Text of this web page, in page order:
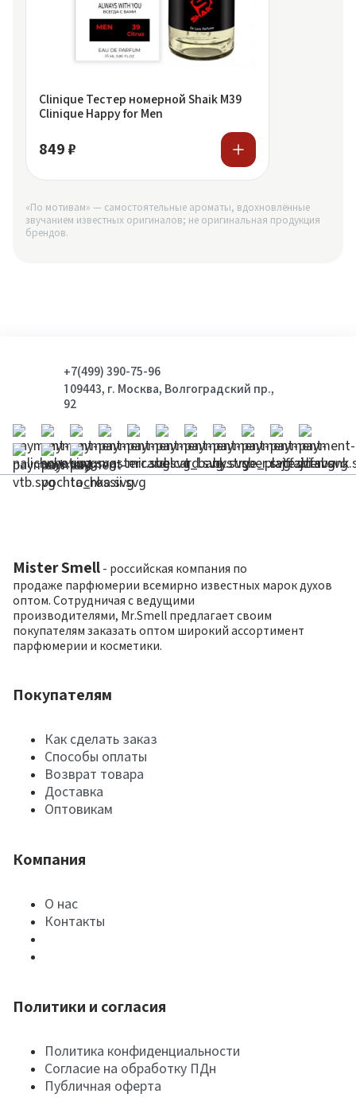
Clinique Тестер номерной Shaik M39
Clinique Happy for Men
849 ₽
«По мотивам» — самостоятельные ароматы, вдохновлённые
звучанием известных оригиналов; не оригинальная продукция
брендов.
+7(499) 390-75-96
109443, г. Москва, Волгоградский пр.,
92
Mister Smell - российская компания по
продаже парфюмерии всемирно известных марок духов
оптом. Сотрудничая с ведущими
производителями, Mr.Smell предлагает своим
покупателям заказать оптом широкий ассортимент
парфюмерии и косметики.
Покупателям
Как сделать заказ
Способы оплаты
Возврат товара
Доставка
Оптовикам
Компания
О нас
Контакты
Политики и согласия
Политика конфиденциальности
Согласие на обработку ПДн
Публичная оферта